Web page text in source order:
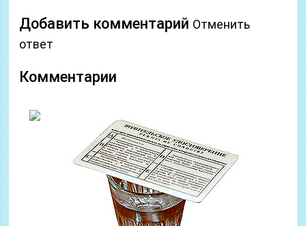
Добавить комментарий Отменить
ответ
Комментарии